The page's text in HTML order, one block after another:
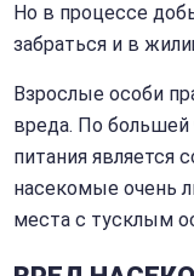
Но в процессе
забраться и в
Взрослые особи
вреда. По
питания является
насекомые очень
места с тусклым